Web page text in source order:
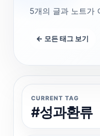
5개의 글과 노트가
← 모든 태그 보기
CURRENT TAG
#성과환류